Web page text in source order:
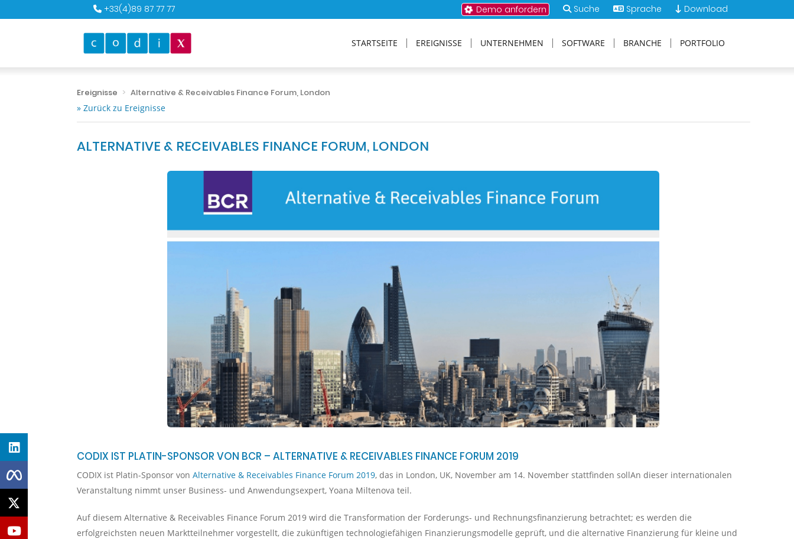
+33(4)89 87 77 77 Demo anfordern Suche Sprache Download
STARTSEITE EREIGNISSE UNTERNEHMEN SOFTWARE BRANCHE PORTFOLIO
Ereignisse
Alternative & Receivables Finance Forum, London
» Zurück zu Ereignisse
ALTERNATIVE & RECEIVABLES FINANCE FORUM, LONDON
CODIX IST PLATIN-SPONSOR VON BCR – ALTERNATIVE & RECEIVABLES FINANCE FORUM 2019
CODIX ist Platin-Sponsor von Alternative & Receivables Finance Forum 2019, das in London, UK, November am 14. November stattfinden sollAn dieser internationalen
Veranstaltung nimmt unser Business- und Anwendungsexpert, Yoana Miltenova teil.
Auf diesem Alternative & Receivables Finance Forum 2019 wird die Transformation der Forderungs- und Rechnungsfinanzierung betrachtet; es werden die
erfolgreichsten neuen Marktteilnehmer vorgestellt, die zukünftigen technologiefähigen Finanzierungsmodelle geprüft, und die alternative Finanzierung für kleine und